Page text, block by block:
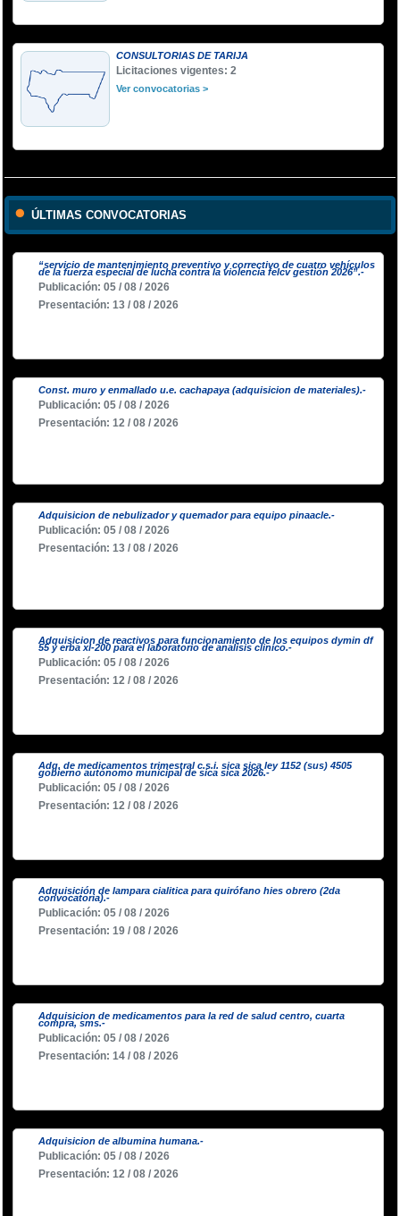
CONSULTORIAS DE TARIJA
Licitaciones vigentes: 2
Ver convocatorias >
ÚLTIMAS CONVOCATORIAS
“servicio de mantenimiento preventivo y correctivo de cuatro vehículos
de la fuerza especial de lucha contra la violencia felcv gestión 2026”.-
Publicación: 05 / 08 / 2026
Presentación: 13 / 08 / 2026
Const. muro y enmallado u.e. cachapaya (adquisicion de materiales).-
Publicación: 05 / 08 / 2026
Presentación: 12 / 08 / 2026
Adquisicion de nebulizador y quemador para equipo pinaacle.-
Publicación: 05 / 08 / 2026
Presentación: 13 / 08 / 2026
Adquisicion de reactivos para funcionamiento de los equipos dymin df
55 y erba xl-200 para el laboratorio de analisis clinico.-
Publicación: 05 / 08 / 2026
Presentación: 12 / 08 / 2026
Adq. de medicamentos trimestral c.s.i. sica sica ley 1152 (sus) 4505
gobierno autónomo municipal de sica sica 2026.-
Publicación: 05 / 08 / 2026
Presentación: 12 / 08 / 2026
Adquisición de lampara cialitica para quirófano hies obrero (2da
convocatoria).-
Publicación: 05 / 08 / 2026
Presentación: 19 / 08 / 2026
Adquisicion de medicamentos para la red de salud centro, cuarta
compra, sms.-
Publicación: 05 / 08 / 2026
Presentación: 14 / 08 / 2026
Adquisicion de albumina humana.-
Publicación: 05 / 08 / 2026
Presentación: 12 / 08 / 2026